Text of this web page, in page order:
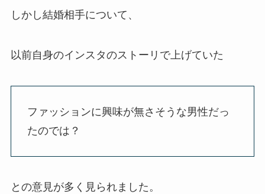
しかし結婚相手について、
以前自身のインスタのストーリで上げていた
ファッションに興味が無さそうな男性だっ
たのでは？
との意見が多く見られました。